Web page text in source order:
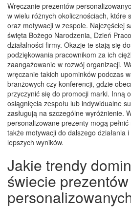
Wręczanie prezentów
w wielu różnych okolicznościach, które
oraz motywacji w zespole. Najczęściej
święta Bożego Narodzenia, Dzień
działalności firmy. Okazje te stają się
podziękowania pracownikom za ich
zaangażowanie w rozwój organizacji.
wręczanie takich upominków podczas
branżowych czy konferencji, gdzie
przyczynić się do promocji marki. Inną
osiągnięcia zespołu lub indywidualne
zasługują na szczególne wyróżnienie.
personalizowane prezenty mogą
także motywacji do dalszego działania
lepszych wyników.
Jakie trendy
świecie prezentów